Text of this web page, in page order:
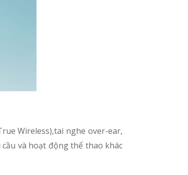
Wireless),tai nghe over-ear,
và hoạt động thể thao khác